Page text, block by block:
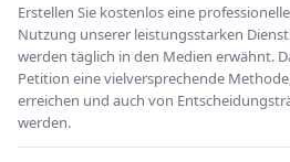
Erstellen Sie kostenlos eine
Nutzung unserer leistungsstarken
werden täglich in den Medien erwähnt.
Petition eine vielversprechende
erreichen und auch von
werden.